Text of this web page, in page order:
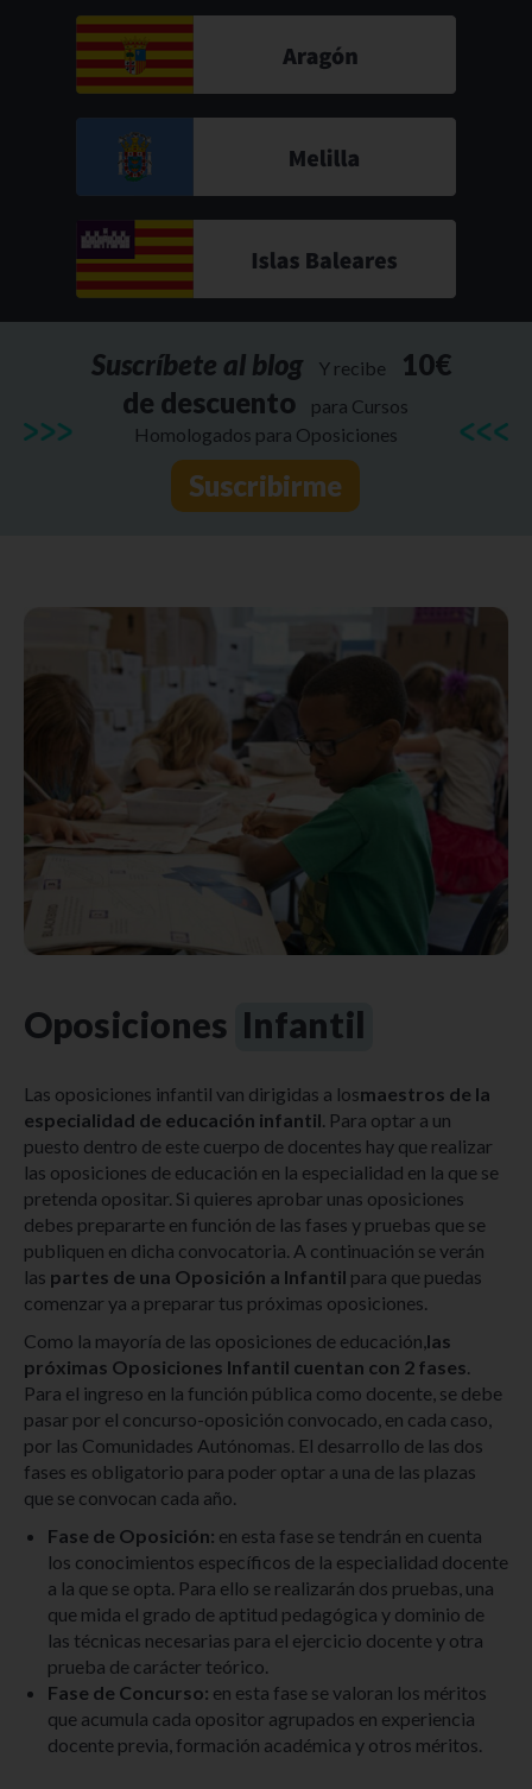
Suscríbete al blog Y recibe
10€
de descuento
para Cursos
Homologados para Oposiciones
Suscribirme
Oposiciones Infantil
Las oposiciones infantil van dirigidas a losmaestros de la
especialidad de educación infantil. Para optar a un
puesto dentro de este cuerpo de docentes hay que realizar
las oposiciones de educación en la especialidad en la que se
pretenda opositar. Si quieres aprobar unas oposiciones
debes prepararte en función de las fases y pruebas que se
publiquen en dicha convocatoria. A continuación se verán
las partes de una Oposición a Infantil para que puedas
comenzar ya a preparar tus próximas oposiciones.
Como la mayoría de las oposiciones de educación,las
próximas Oposiciones Infantil cuentan con 2 fases.
Para el ingreso en la función pública como docente, se debe
pasar por el concurso-oposición convocado, en cada caso,
por las Comunidades Autónomas. El desarrollo de las dos
fases es obligatorio para poder optar a una de las plazas
que se convocan cada año.
Fase de Oposición: en esta fase se tendrán en cuenta
los conocimientos específicos de la especialidad docente
a la que se opta. Para ello se realizarán dos pruebas, una
que mida el grado de aptitud pedagógica y dominio de
las técnicas necesarias para el ejercicio docente y otra
prueba de carácter teórico.
Fase de Concurso: en esta fase se valoran los méritos
que acumula cada opositor agrupados en experiencia
docente previa, formación académica y otros méritos.